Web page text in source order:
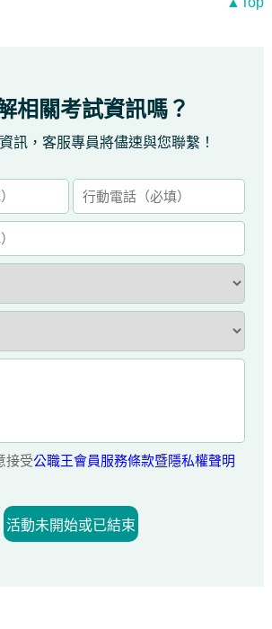
相關考試資訊嗎？
訊，客服專員將儘速與您聯繫！
接受公職王會員服務條款暨隱私權聲明
活動未開始或已結束